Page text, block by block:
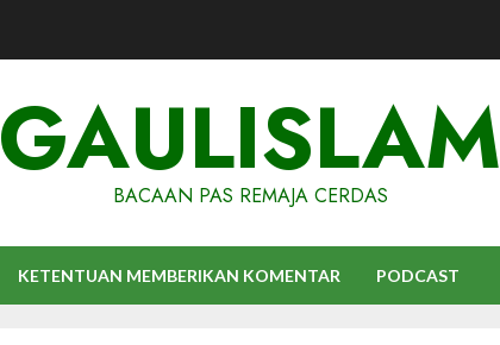
GAULISLAM
BACAAN PAS REMAJA CERDAS
KETENTUAN MEMBERIKAN KOMENTAR PODCAST